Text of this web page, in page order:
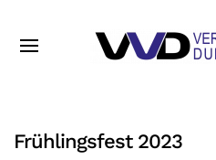
Frühlingsfest 2023